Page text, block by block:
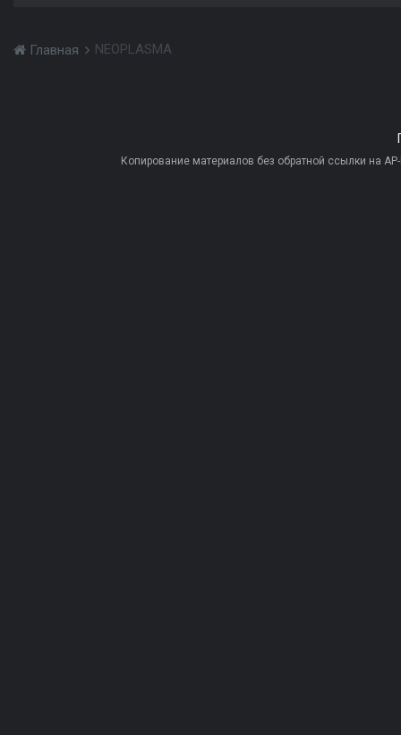
Главная NEOPLASMA
Копирование материалов без обратной ссылки на